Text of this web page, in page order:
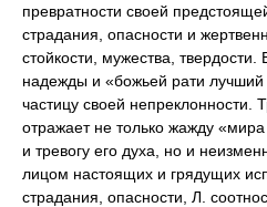
превратности своей
страдания, опасности и
стойкости, мужества,
надежды и «божьей рати
частицу своей непреклонности.
отражает не только жажду
и тревогу его духа, но и
лицом настоящих и грядущих
страдания, опасности, Л.